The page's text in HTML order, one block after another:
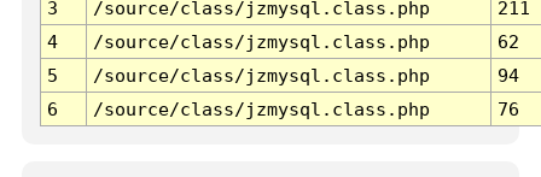
3 /source/class/jzmysql.class.php
211
4
/source/class/jzmysql.class.php
62
5
/source/class/jzmysql.class.php
94
6
/source/class/jzmysql.class.php 76